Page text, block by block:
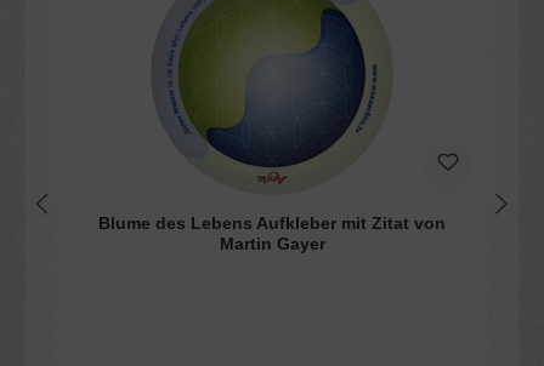
Blume des Lebens Aufkleber mit Zitat von
Martin Gayer